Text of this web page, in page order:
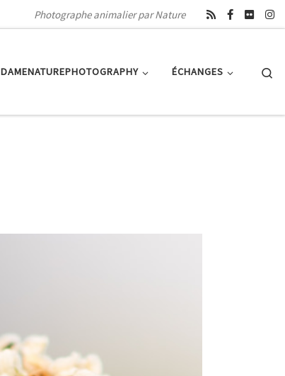
Photographe animalier par Nature
DAMENATUREPHOTOGRAPHY ÉCHANGES